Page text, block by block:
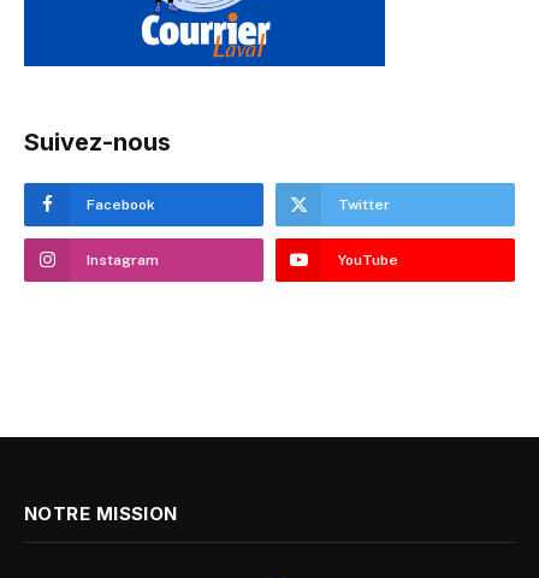
Suivez-nous
Facebook Twitter
Instagram YouTube
NOTRE MISSION